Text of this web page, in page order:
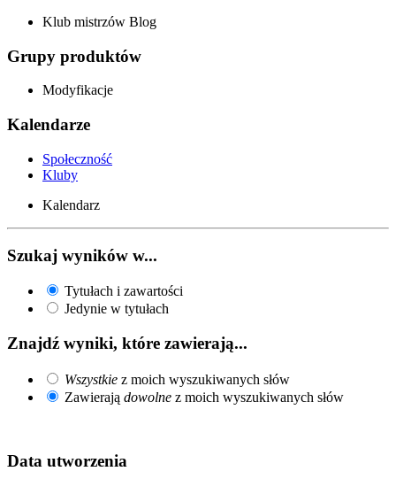
Klub mistrzów Blog
Grupy produktów
Modyfikacje
Kalendarze
Społeczność
Kluby
Kalendarz
Szukaj wyników w...
Tytułach i zawartości
Jedynie w tytułach
Znajdź wyniki, które zawierają...
Wszystkie z moich wyszukiwanych słów
Zawierają dowolne z moich wyszukiwanych słów
Data utworzenia